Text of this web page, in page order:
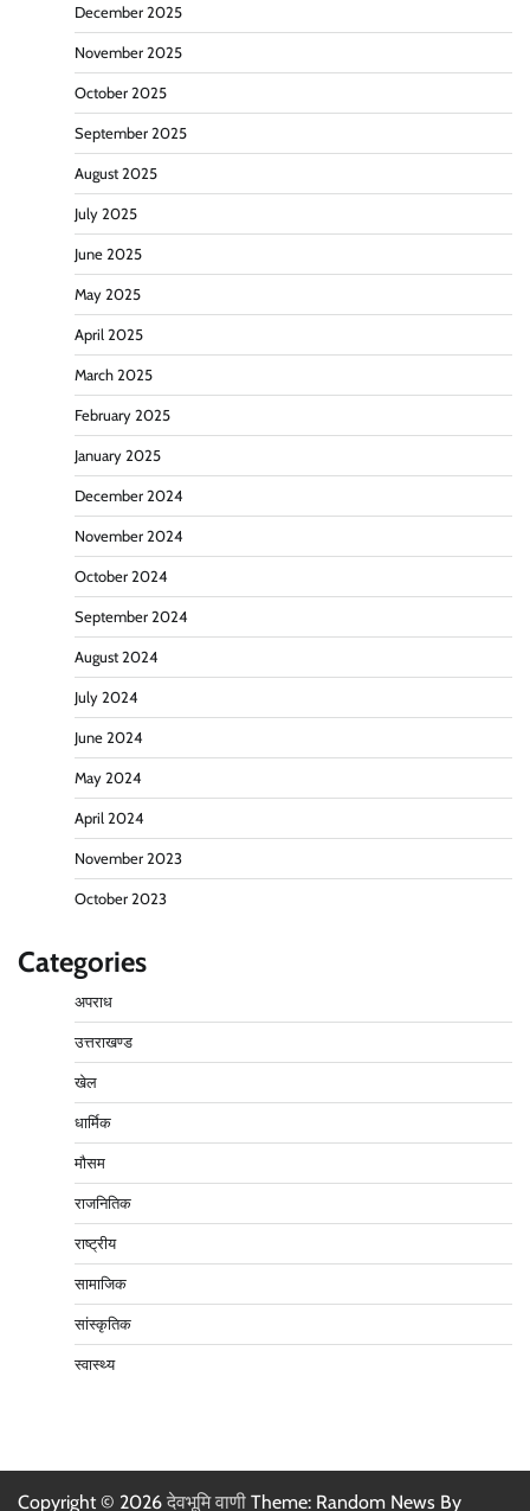
December 2025
November 2025
October 2025
September 2025
August 2025
July 2025
June 2025
May 2025
April 2025
March 2025
February 2025
January 2025
December 2024
November 2024
October 2024
September 2024
August 2024
July 2024
June 2024
May 2024
April 2024
November 2023
October 2023
Categories
अपराध
उत्तराखण्ड
खेल
धार्मिक
मौसम
राजनितिक
राष्ट्रीय
सामाजिक
सांस्कृतिक
स्वास्थ्य
Copyright © 2026 देवभूमि वाणी Theme: Random News By